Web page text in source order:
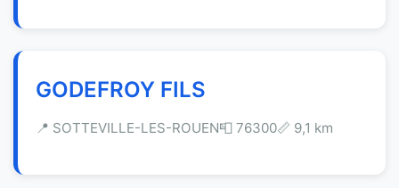
GODEFROY FILS
📍 SOTTEVILLE-LES-ROUEN📮 76300📏 9,1 km